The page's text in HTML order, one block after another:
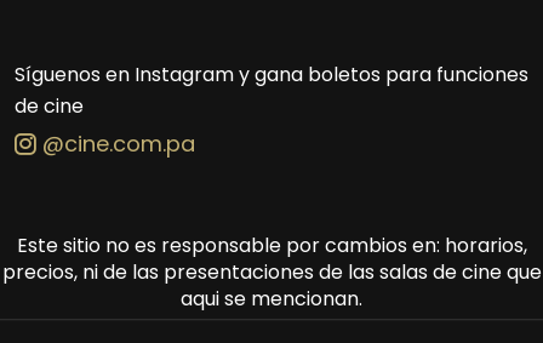
Síguenos en Instagram y gana boletos para funciones
de cine
@cine.com.pa
Este sitio no es responsable por cambios en: horarios,
precios, ni de las presentaciones de las salas de cine que
aqui se mencionan.